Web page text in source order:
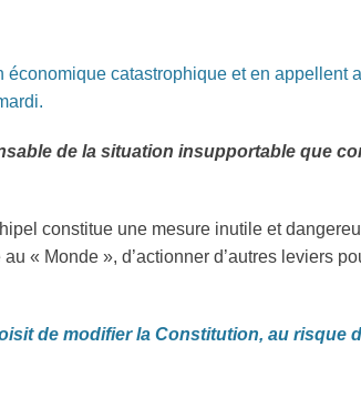
catastrophique et en appellent
de la situation insupportable que
constitue une mesure inutile et
« Monde », d’actionner d’autres leviers
de modifier la Constitution, au risque